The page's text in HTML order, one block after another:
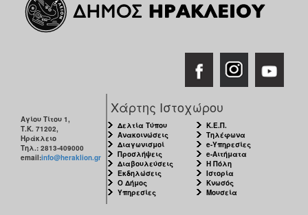
ΠΟΛΙΤΙΣΜΟΣ
Αγίου Τίτου 1,
Τ.Κ. 71202,
Ηράκλειο
Τηλ.: 2813-409000
email:info@heraklion.gr
Χάρτης Ιστοχώρου
Δελτία Τύπου
Ανακοινώσεις
Διαγωνισμοί
Προσλήψεις
Διαβουλεύσεις
Εκδηλώσεις
Ο Δήμος
Υπηρεσίες
Κ.Ε.Π.
Τηλέφωνα
e-Υπηρεσίες
e-Αιτήματα
Η Πόλη
Ιστορία
Κνωσός
Μουσεία